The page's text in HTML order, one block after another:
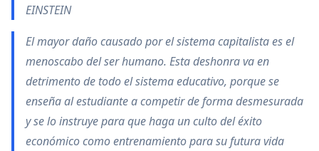
EINSTEIN
El mayor daño causado por el sistema capitalista es el
menoscabo del ser humano. Esta deshonra va en
detrimento de todo el sistema educativo, porque se
enseña al estudiante a competir de forma desmesurada
y se lo instruye para que haga un culto del éxito
económico como entrenamiento para su futura vida